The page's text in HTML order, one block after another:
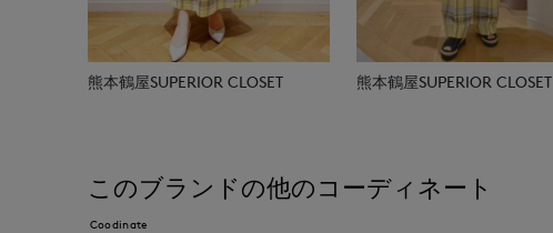
熊本鶴屋SUPERIOR CLOSET 熊本鶴屋SUPERIOR CLOSET
このブランドの他のコーディネート
Coodinate